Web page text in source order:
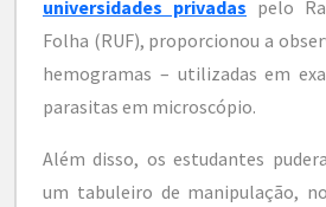
universidades privadas pelo
Folha (RUF), proporcionou a
hemogramas – utilizadas em
parasitas em microscópio.
Além disso, os estudantes
um tabuleiro de manipulação,